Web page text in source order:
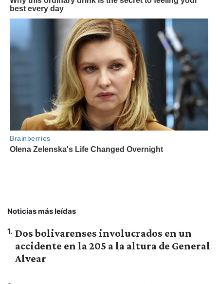
Noticias más leídas
1. Dos bolivarenses involucrados en un
accidente en la 205 a la altura de General
Alvear